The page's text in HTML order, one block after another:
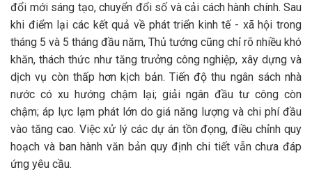
đổi mới sáng tạo, chuyển đổi số và cải cách hành chính. Sau
khi điểm lại các kết quả về phát triển kinh tế - xã hội trong
tháng 5 và 5 tháng đầu năm, Thủ tướng cũng chỉ rõ nhiều khó
khăn, thách thức như tăng trưởng công nghiệp, xây dựng và
dịch vụ còn thấp hơn kịch bản. Tiến độ thu ngân sách nhà
nước có xu hướng chậm lại; giải ngân đầu tư công còn
chậm; áp lực lạm phát lớn do giá năng lượng và chi phí đầu
vào tăng cao. Việc xử lý các dự án tồn đọng, điều chỉnh quy
hoạch và ban hành văn bản quy định chi tiết vẫn chưa đáp
ứng yêu cầu.